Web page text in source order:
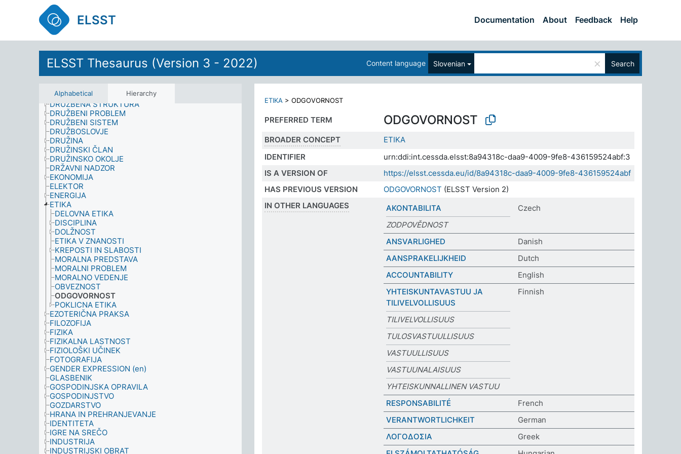
ELSST Documentation About Feedback Help
ELSST Thesaurus (Version 3 - 2022) Content language Slovenian × Search
Alphabetical Hierarchy
CILJ
ČLANSTVO
ČLOVEŠKO VEDENJE
ČUSTVENO STANJE
DEGRADACIJA OKOLJA
DELO IN ZAPOSLOVANJE
DEMOGRAFIJA
DIPLOMANT
DISKRIMINACIJA
DOBRO POČUTJE
DOSEŽEK
DRUŽBENA STRUKTURA
DRUŽBENI PROBLEM
DRUŽBENI SISTEM
DRUŽBOSLOVJE
DRUŽINA
DRUŽINSKI ČLAN
DRUŽINSKO OKOLJE
DRŽAVNI NADZOR
EKONOMIJA
ELEKTOR
ENERGIJA
ETIKA
DELOVNA ETIKA
DISCIPLINA
DOLŽNOST
ETIKA V ZNANOSTI
KREPOSTI IN SLABOSTI
MORALNA PREDSTAVA
MORALNI PROBLEM
MORALNO VEDENJE
OBVEZNOST
ODGOVORNOST
POKLICNA ETIKA
EZOTERIČNA PRAKSA
FILOZOFIJA
FIZIKA
FIZIKALNA LASTNOST
FIZIOLOŠKI UČINEK
FOTOGRAFIJA
GENDER EXPRESSION (en)
GLASBENIK
GOSPODINJSKA OPRAVILA
GOSPODINJSTVO
GOZDARSTVO
HRANA IN PREHRANJEVANJE
IDENTITETA
IGRE NA SREČO
INDUSTRIJA
INDUSTRIJSKI OBRAT
ETIKA > ODGOVORNOST
PREFERRED TERM ODGOVORNOST
BROADER CONCEPT
ETIKA
IDENTIFIER
urn:ddi:int.cessda.elsst:8a94318c-daa9-4009-9fe8-436159524abf:3
IS A VERSION OF
https://elsst.cessda.eu/id/8a94318c-daa9-4009-9fe8-436159524abf
HAS PREVIOUS VERSION
ODGOVORNOST (ELSST Version 2)
IN OTHER LANGUAGES
AKONTABILITA
Czech
ZODPOVĚDNOST
ANSVARLIGHED
Danish
AANSPRAKELIJKHEID
Dutch
ACCOUNTABILITY
English
YHTEISKUNTAVASTUU JA
TILIVELVOLLISUUS
Finnish
TILIVELVOLLISUUS
TULOSVASTUULLISUUS
VASTUULLISUUS
VASTUUNALAISUUS
YHTEISKUNNALLINEN VASTUU
RESPONSABILITÉ
French
VERANTWORTLICHKEIT
German
ΛΟΓΟΔΟΣΙΑ
Greek